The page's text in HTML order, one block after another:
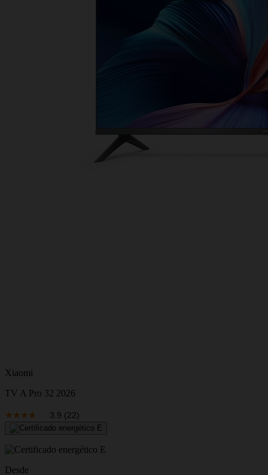
Xiaomi
TV A Pro 32 2026
3.9 (22)
Desde